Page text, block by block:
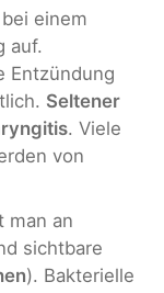
einem
auf.
Entzündung
Seltener
. Viele
von
man an
sichtbare
). Bakterielle